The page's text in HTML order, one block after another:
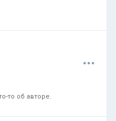
...
то об авторе.